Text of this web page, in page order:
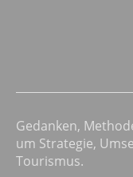
Gedanken,
um Strategie,
Tourismus.